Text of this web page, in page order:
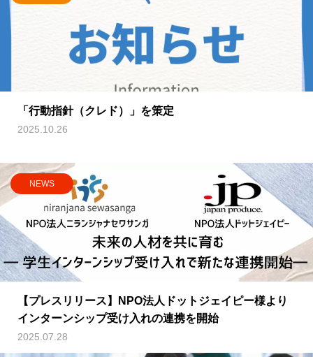
「行動指針（クレド）」を策定
2025.10.26
NEWS
【プレスリリース】NPO法人ドットジェイピー様より
インターンシップ受け入れの連携を開始
2025.07.28